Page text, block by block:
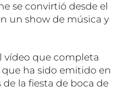
se convirtió desde el
un show de música y
vídeo que completa
ha sido emitido en
de la fiesta de boca de